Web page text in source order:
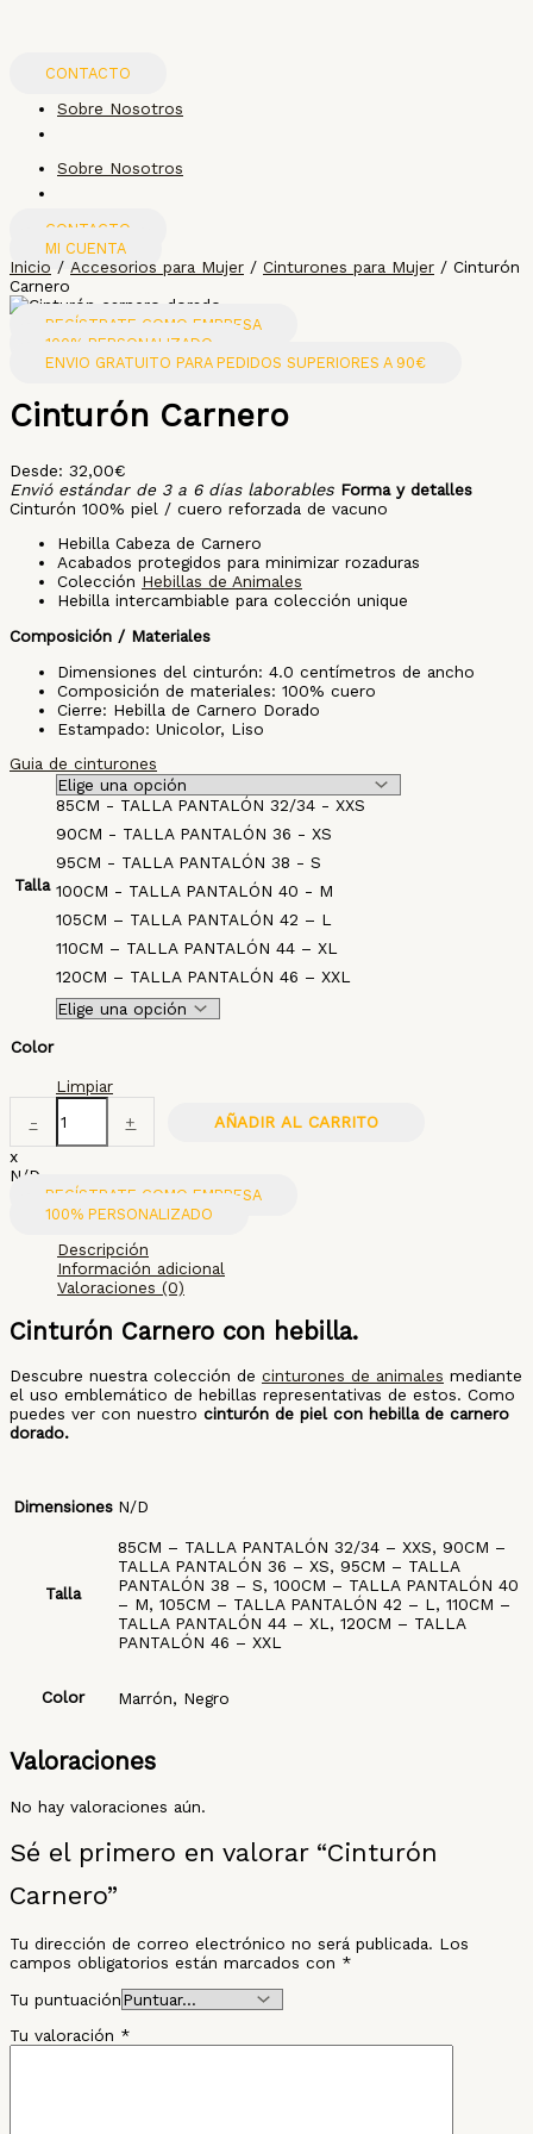
CONTACTO
Sobre Nosotros
Sobre Nosotros
CONTACTO
MI CUENTA
Inicio / Accesorios para Mujer / Cinturones para Mujer / Cinturón
Carnero
REGÍSTRATE COMO EMPRESA
100% PERSONALIZADO
ENVIO GRATUITO PARA PEDIDOS SUPERIORES A 90€
Cinturón Carnero
Desde: 32,00€
Envió estándar de 3 a 6 días laborables Forma y detalles
Cinturón 100% piel / cuero reforzada de vacuno
Hebilla Cabeza de Carnero
Acabados protegidos para minimizar rozaduras
Colección Hebillas de Animales
Hebilla intercambiable para colección unique
Composición / Materiales
Dimensiones del cinturón: 4.0 centímetros de ancho
Composición de materiales: 100% cuero
Cierre: Hebilla de Carnero Dorado
Estampado: Unicolor, Liso
Guia de cinturones
Talla
85CM - TALLA PANTALÓN 32/34 - XXS
90CM - TALLA PANTALÓN 36 - XS
95CM - TALLA PANTALÓN 38 - S
100CM - TALLA PANTALÓN 40 - M
105CM – TALLA PANTALÓN 42 – L
110CM – TALLA PANTALÓN 44 – XL
120CM – TALLA PANTALÓN 46 – XXL
Color
Limpiar
-
+
AÑADIR AL CARRITO
x
N/D
REGÍSTRATE COMO EMPRESA
100% PERSONALIZADO
Descripción
Información adicional
Valoraciones (0)
Cinturón Carnero con hebilla.
Descubre nuestra colección de cinturones de animales mediante
el uso emblemático de hebillas representativas de estos. Como
puedes ver con nuestro cinturón de piel con hebilla de carnero
dorado.
Dimensiones N/D
Talla
85CM – TALLA PANTALÓN 32/34 – XXS, 90CM –
TALLA PANTALÓN 36 – XS, 95CM – TALLA
PANTALÓN 38 – S, 100CM – TALLA PANTALÓN 40
– M, 105CM – TALLA PANTALÓN 42 – L, 110CM –
TALLA PANTALÓN 44 – XL, 120CM – TALLA
PANTALÓN 46 – XXL
Color Marrón, Negro
Valoraciones
No hay valoraciones aún.
Sé el primero en valorar “Cinturón
Carnero”
Tu dirección de correo electrónico no será publicada. Los
campos obligatorios están marcados con *
Tu puntuación
Tu valoración *